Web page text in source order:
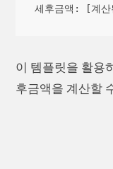
이 템플릿을 활용
후금액을 계산할